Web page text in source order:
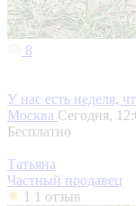
8
У нас есть неделя,
Москва Сегодня,
Бесплатно
Татьяна
Частный продавец
1 1 отзыв